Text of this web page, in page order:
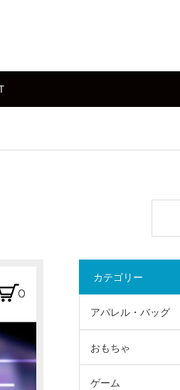
カテゴリー
アパレル・バッグ
おもちゃ
ゲーム